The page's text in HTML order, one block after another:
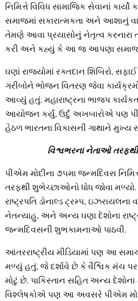
નિમિત્તે વિવિધ સામાજિક સેવાનાં કાર્યો
સમાજમાં સકારાત્મકતા અને આશાનું
તેમણે આવા પ્રયાસોનું નેતૃત્વ કરનારા
કરી અને કહ્યું કે આ જ આપણા
ઘણાં રાજ્યોમાં રક્તદાન શિબિરો,
ગરીબોને ભોજન વિતરણ જેવા
આવ્યું હતું. મહારાષ્ટ્રના ભાજપ
આયોજન કર્યું, ઉર્દુ અખબારોએ પણ
હેઠળ ભારતના વિકાસની ગાથાને
વિશ્વભરના નેતાઓ
પીએમ મોદીના ૭૫મા જન્મદિવસ
તરફથી શુભેચ્છાઓનો ધોધ જોવા મળ્યો.
રાષ્ટ્રપતિ ડોનાલ્ડ ટ્રમ્પ, ઇઝરાયલના
નેતન્યાહુ, અને અન્ય ઘણા દેશોના
જન્મદિવસની શુભકામનાઓ પાઠવી.
આંતરરાષ્ટ્રીય મીડિયામાં પણ આ
મળ્યું હતું, જે દર્શાવે છે કે વૈશ્વિક મંચ
મોટું છે. પાકિસ્તાન સહિત અન્ય
વિશ્લેષકોએ પણ આ અવસરે પીએમ